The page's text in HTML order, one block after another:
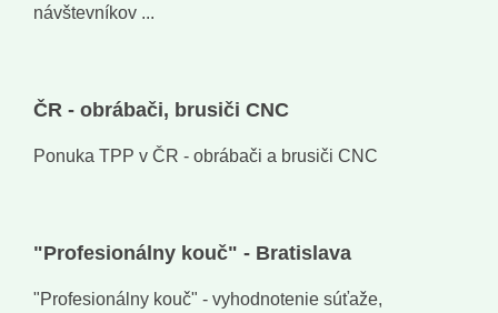
návštevníkov ...
ČR - obrábači, brusiči CNC
Ponuka TPP v ČR - obrábači a brusiči CNC
"Profesionálny kouč" - Bratislava
"Profesionálny kouč" - vyhodnotenie súťaže,